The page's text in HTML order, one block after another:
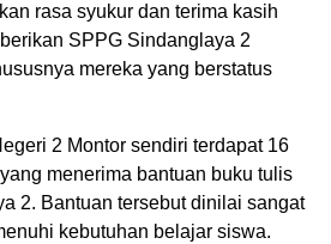
rasa syukur dan terima kasih
SPPG Sindanglaya 2
mereka yang berstatus
2 Montor sendiri terdapat 16
menerima bantuan buku tulis
2. Bantuan tersebut dinilai sangat
kebutuhan belajar siswa.